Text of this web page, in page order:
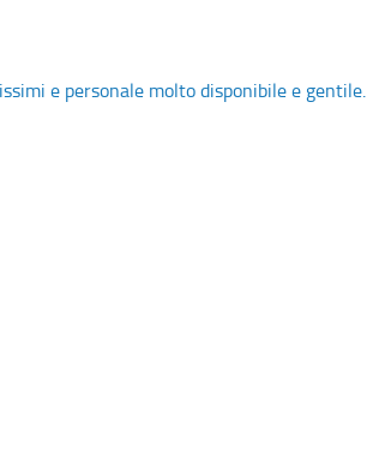
e personale molto disponibile e gentile.